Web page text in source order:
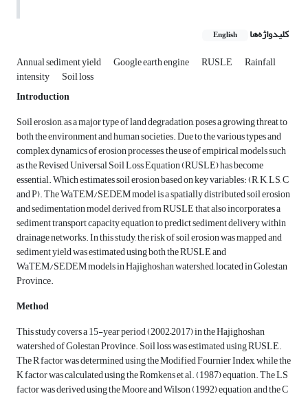
کلیدواژه‌ها English
Annual sediment yield Google earth engine RUSLE Rainfall
intensity
Soil loss
Introduction
Soil erosion, as a major type of land degradation, poses a growing threat to
both the environment and human societies. Due to the various types and
complex dynamics of erosion processes, the use of empirical models such
as the Revised Universal Soil Loss Equation (RUSLE) has become
essential. Which estimates soil erosion based on key variables: (R, K, LS, C
and P). The WaTEM/SEDEM model is a spatially distributed soil erosion
and sedimentation model derived from RUSLE that also incorporates a
sediment transport capacity equation to predict sediment delivery within
drainage networks. In this study, the risk of soil erosion was mapped and
sediment yield was estimated using both the RUSLE and
WaTEM/SEDEM models in Hajighoshan watershed, located in Golestan
Province.
Method
This study covers a 15-year period (2002–2017) in the Hajighoshan
watershed of Golestan Province. Soil loss was estimated using RUSLE.
The R factor was determined using the Modified Fournier Index, while the
K factor was calculated using the Romkens et al. (1987) equation. The LS
factor was derived using the Moore and Wilson (1992) equation, and the C